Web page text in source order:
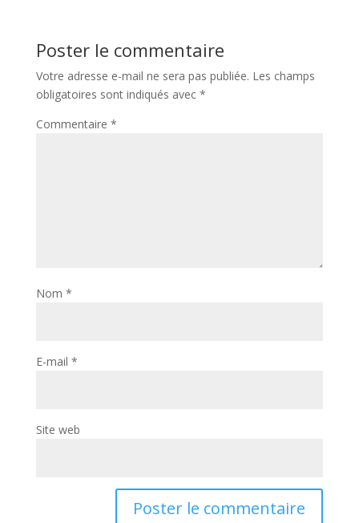
Poster le commentaire
Votre adresse e-mail ne sera pas publiée. Les champs
obligatoires sont indiqués avec *
Commentaire *
Nom *
E-mail *
Site web